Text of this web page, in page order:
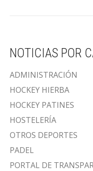
NOTICIAS POR
ADMINISTRACIÓN
HOCKEY HIERBA
HOCKEY PATINES
HOSTELERÍA
OTROS DEPORTES
PADEL
PORTAL DE